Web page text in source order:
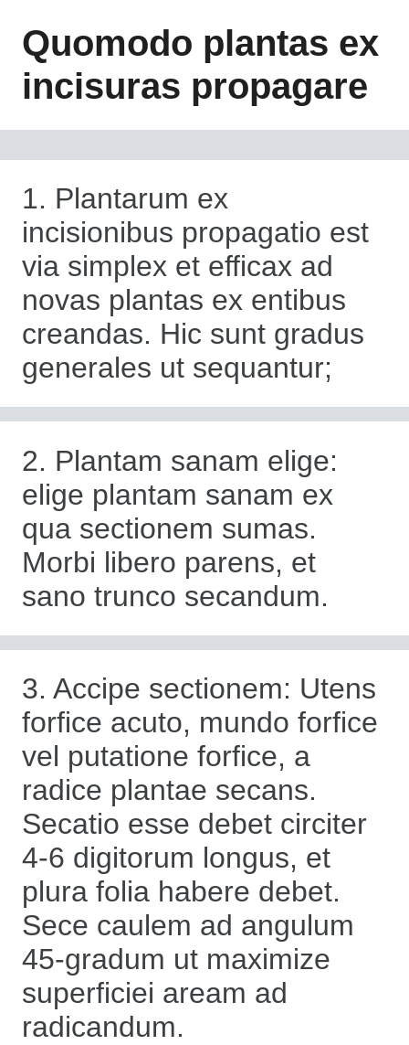
Quomodo plantas ex
incisuras propagare
1. Plantarum ex
incisionibus propagatio est
via simplex et efficax ad
novas plantas ex entibus
creandas. Hic sunt gradus
generales ut sequantur;
2. Plantam sanam elige:
elige plantam sanam ex
qua sectionem sumas.
Morbi libero parens, et
sano trunco secandum.
3. Accipe sectionem: Utens
forfice acuto, mundo forfice
vel putatione forfice, a
radice plantae secans.
Secatio esse debet circiter
4-6 digitorum longus, et
plura folia habere debet.
Sece caulem ad angulum
45-gradum ut maximize
superficiei aream ad
radicandum.